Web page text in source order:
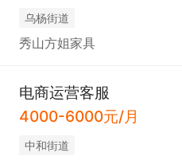
乌杨街道
秀山方姐家具
电商运营客服
4000-6000元/月
中和街道